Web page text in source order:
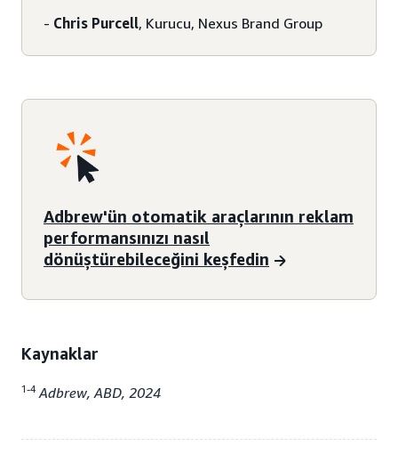
- Chris Purcell, Kurucu, Nexus Brand Group
Adbrew'ün otomatik araçlarının reklam
performansınızı nasıl
dönüştürebileceğini keşfedin
Kaynaklar
1-4 Adbrew, ABD, 2024